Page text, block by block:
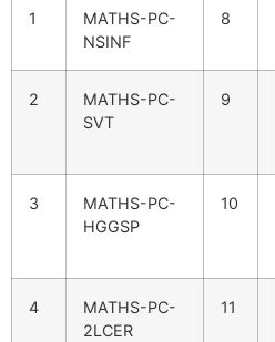
1
MATHS-PC-
NSINF
8
2
MATHS-PC-
SVT
9
3
MATHS-PC-
HGGSP
10
4
MATHS-PC-
2LCER
11